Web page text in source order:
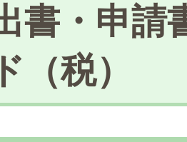
書・申請
（税）